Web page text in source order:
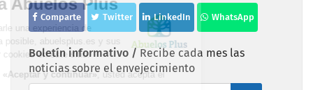
Comparte Twitter LinkedIn WhatsApp
Boletín informativo / Recibe cada mes las
noticias sobre el envejecimiento